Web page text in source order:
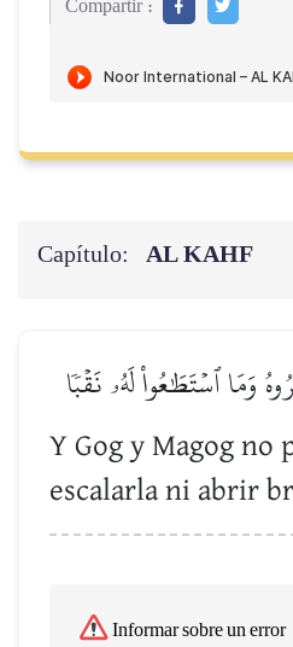
Compartir :
Capítulo: AL KAHF
وَمَا ٱسۡتَطَٰعُواْ لَهُۥ نَقۡبٗا
Y Gog y Magog no
escalarla ni abrir
Informar sobre un error